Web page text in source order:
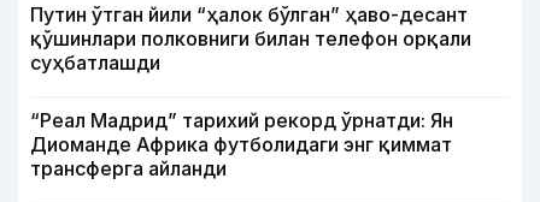
Путин ўтган йили “ҳалок бўлган” ҳаво-десант
қўшинлари полковниги билан телефон орқали
суҳбатлашди
“Реал Мадрид” тарихий рекорд ўрнатди: Ян
Диоманде Африка футболидаги энг қиммат
трансферга айланди